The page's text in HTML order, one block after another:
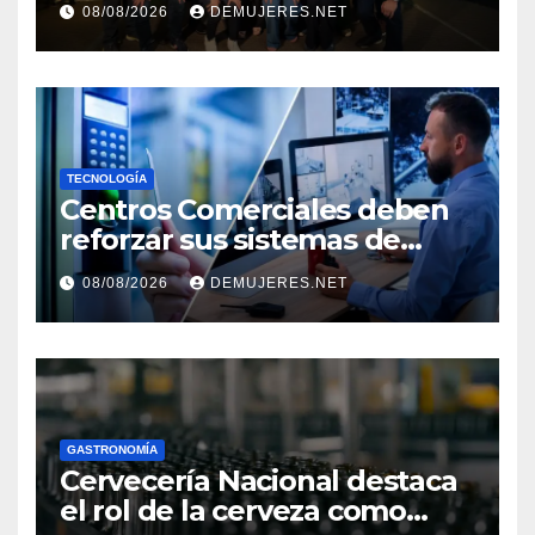
TRANSFORMAN LA FORMA
DE VIVIR EL CINE
08/08/2026 DEMUJERES.NET
TECNOLOGÍA
Centros Comerciales deben
reforzar sus sistemas de
seguridad ante el
incremento de visitantes por
el Décimo Tercer Mes
08/08/2026 DEMUJERES.NET
GASTRONOMÍA
Cervecería Nacional destaca
el rol de la cerveza como